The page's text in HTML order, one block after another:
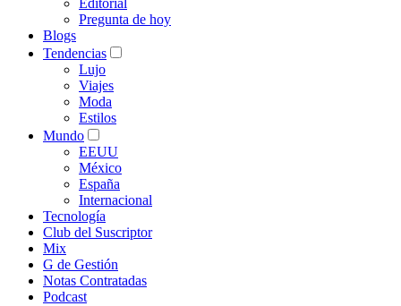
Editorial
Pregunta de hoy
Blogs
Tendencias
Lujo
Viajes
Moda
Estilos
Mundo
EEUU
México
España
Internacional
Tecnología
Club del Suscriptor
Mix
G de Gestión
Notas Contratadas
Podcast